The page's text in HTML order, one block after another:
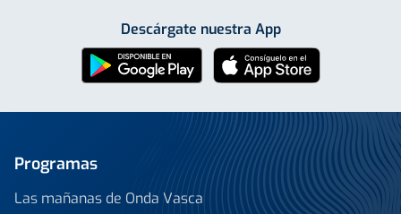
Descárgate nuestra App
Programas
Las mañanas de Onda Vasca